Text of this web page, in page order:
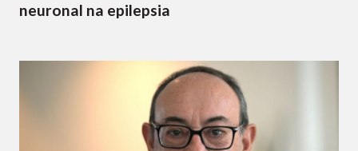
neuronal na epilepsia